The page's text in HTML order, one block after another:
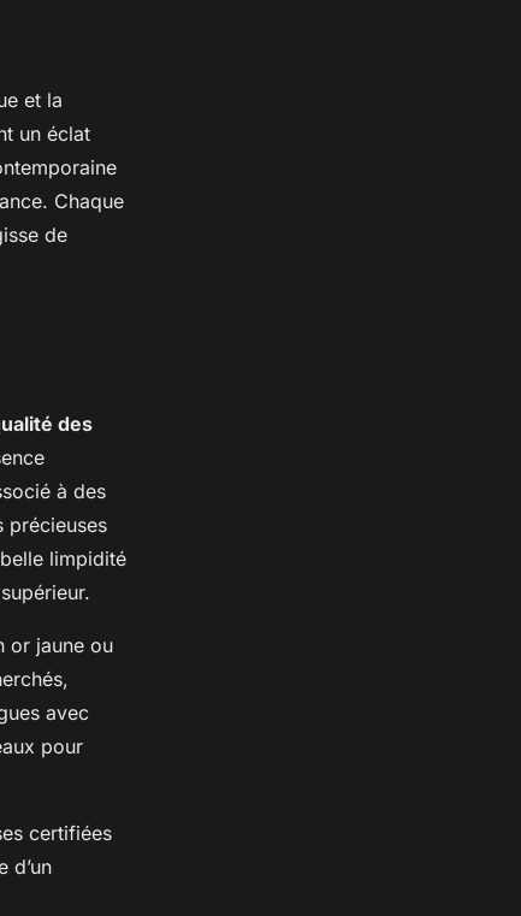
et la
un éclat
Chaque
de
des
à des
précieuses
limpidité
or jaune ou
avec
pour
certifiées
d’un